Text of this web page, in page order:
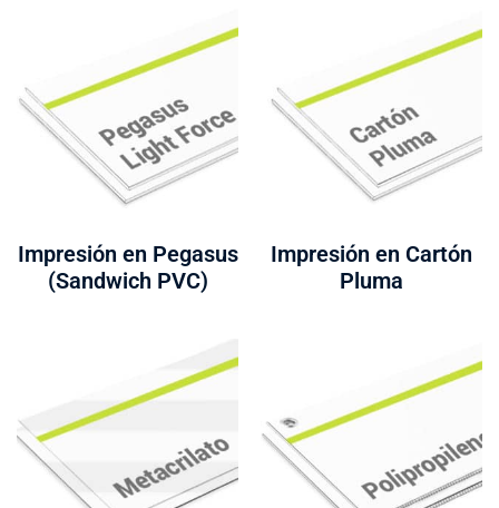
Impresión en Pegasus
(Sandwich PVC)
Impresión en Cartón
Pluma